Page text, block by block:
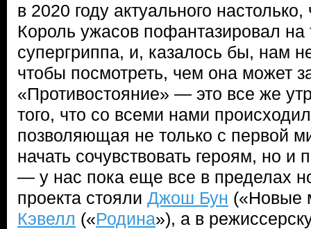
в 2020 году актуального
Король ужасов пофантазировал
супергриппа, и, казалось бы, нам
чтобы посмотреть, чем она может
«Противостояние» — это все же
того, что со всеми нами
позволяющая не только с первой
начать сочувствовать героям, но и
— у нас пока еще все в пределах
проекта стояли Джош Бун («Новые
Кэвелл («Родина»), а в